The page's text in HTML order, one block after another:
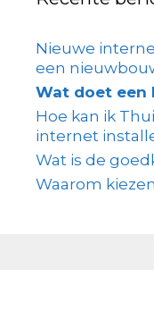
Nieuwe
een
Wat doet een
Hoe kan ik
internet
Wat is de
Waarom